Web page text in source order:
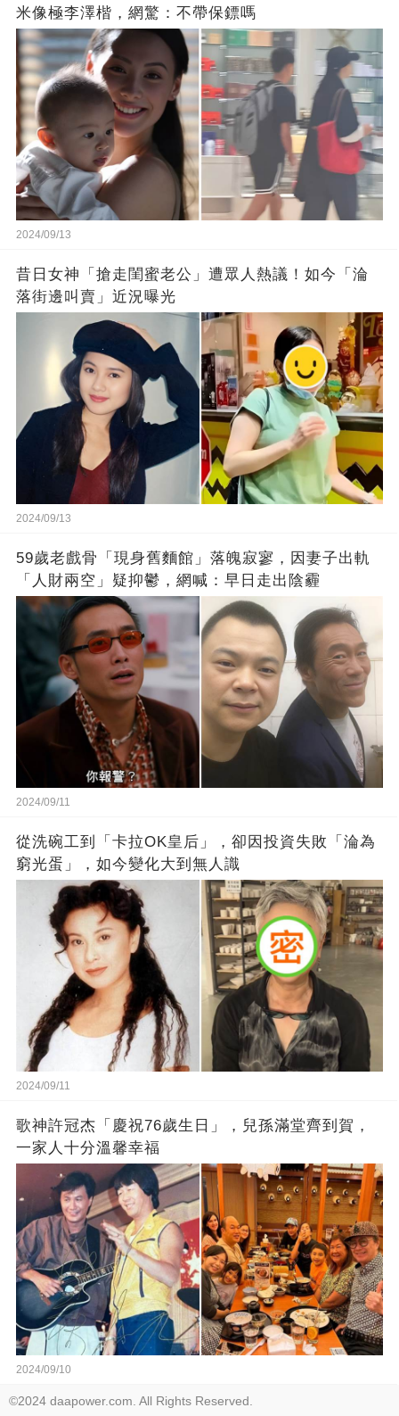
米像極李澤楷，網驚：不帶保鏢嗎
2024/09/13
昔日女神「搶走閨蜜老公」遭眾人熱議！如今「淪
落街邊叫賣」近況曝光
2024/09/13
59歲老戲骨「現身舊麵館」落魄寂寥，因妻子出軌
「人財兩空」疑抑鬱，網喊：早日走出陰霾
2024/09/11
從洗碗工到「卡拉OK皇后」，卻因投資失敗「淪為
窮光蛋」，如今變化大到無人識
2024/09/11
歌神許冠杰「慶祝76歲生日」，兒孫滿堂齊到賀，
一家人十分溫馨幸福
2024/09/10
©2024 daapower.com. All Rights Reserved.